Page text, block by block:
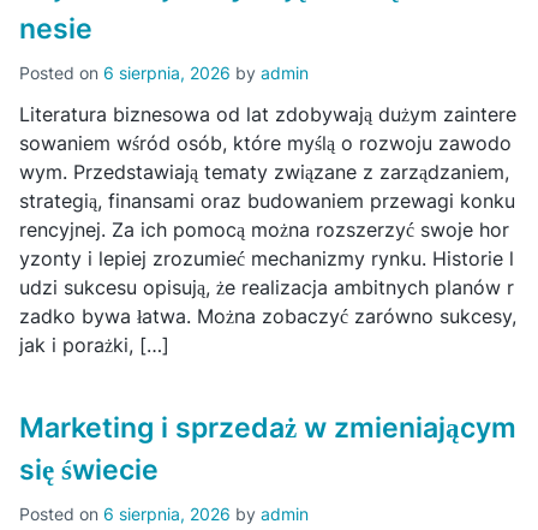
nesie
Posted on 6 sierpnia, 2026 by admin
Literatura biznesowa od lat zdobywają dużym zaintere
sowaniem wśród osób, które myślą o rozwoju zawodo
wym. Przedstawiają tematy związane z zarządzaniem,
strategią, finansami oraz budowaniem przewagi konku
rencyjnej. Za ich pomocą można rozszerzyć swoje hor
yzonty i lepiej zrozumieć mechanizmy rynku. Historie l
udzi sukcesu opisują, że realizacja ambitnych planów r
zadko bywa łatwa. Można zobaczyć zarówno sukcesy,
jak i porażki, […]
Marketing i sprzedaż w zmieniającym
się świecie
Posted on 6 sierpnia, 2026 by admin